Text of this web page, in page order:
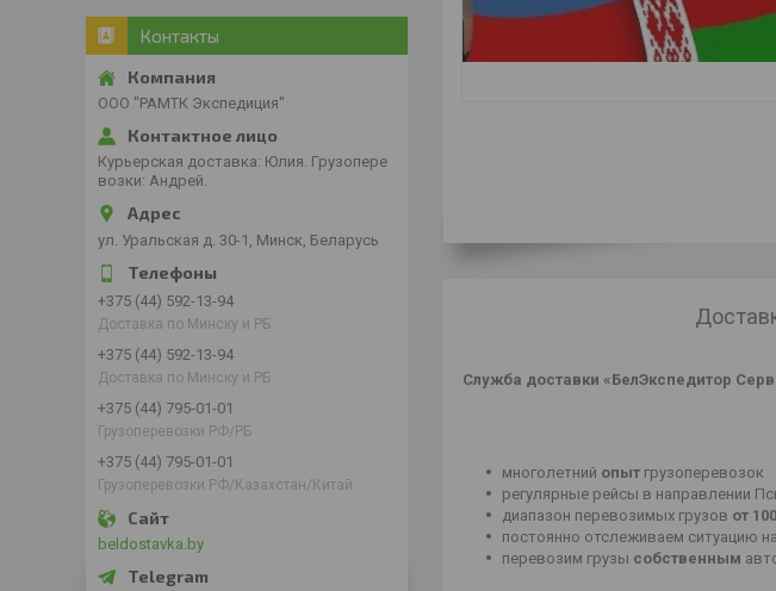
Служба доставки «БелЭкспедитор
многолетний опыт грузоперевозок
регулярные рейсы в направлении
диапазон перевозимых грузов от
постоянно отслеживаем ситуацию
перевозим грузы собственным
Контакты
ООО "РАМТК Экспедиция"
Курьерская доставка: Юлия. Грузопере
возки: Андрей.
ул. Уральская д. 30-1, Минск, Беларусь
+375 (44) 592-13-94
Доставка по Минску и РБ
+375 (44) 592-13-94
Доставка по Минску и РБ
+375 (44) 795-01-01
Грузоперевозки РФ/РБ
+375 (44) 795-01-01
Грузоперевозки РФ/Казахстан/Китай
beldostavka.by